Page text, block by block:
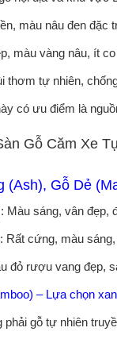
màu nâu đen đặc
màu vàng nâu, ít
thơm tự nhiên,
có ưu điểm là
Gỗ Căm Xe
(Ash), Gỗ Dẻ
Màu sáng, vân đẹp,
Rất cứng, màu
đỏ rượu vang đẹp,
– Lựa chọn
phải gỗ tự nhiên